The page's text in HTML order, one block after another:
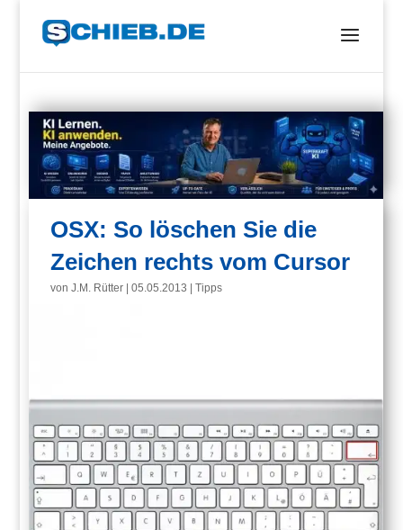
OSX: So löschen Sie die
Zeichen rechts vom Cursor
vonJ.M. Rütter |05.05.2013 |Tipps